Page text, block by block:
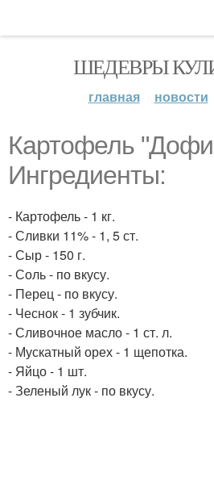
ШЕДЕВРЫ
главная новости
Картофель
Ингредиенты:
- Картофель - 1 кг.
- Сливки 11% - 1, 5 ст.
- Сыр - 150 г.
- Соль - по вкусу.
- Перец - по вкусу.
- Чеснок - 1 зубчик.
- Сливочное масло - 1 ст. л.
- Мускатный орех - 1 щепотка.
- Яйцо - 1 шт.
- Зеленый лук - по вкусу.